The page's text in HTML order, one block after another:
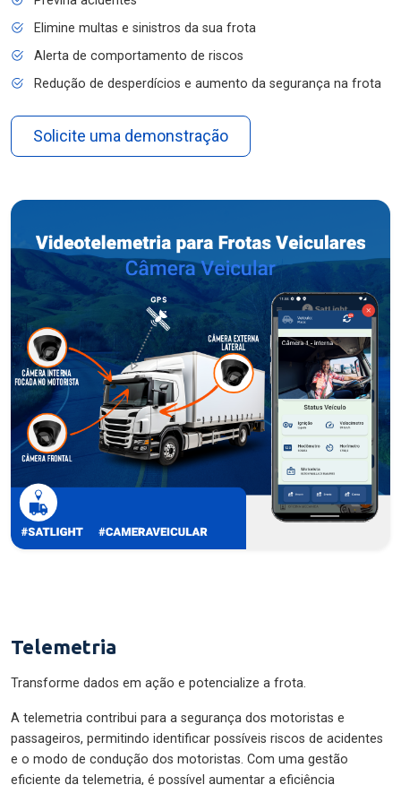
Elimine multas e sinistros da sua frota
Alerta de comportamento de riscos
Redução de desperdícios e aumento da segurança na frota
Solicite uma demonstração
Telemetria
Transforme dados em ação e potencialize a frota.
A telemetria contribui para a segurança dos motoristas e
passageiros, permitindo identificar possíveis riscos de acidentes
e o modo de condução dos motoristas. Com uma gestão
eficiente da telemetria, é possível aumentar a eficiência